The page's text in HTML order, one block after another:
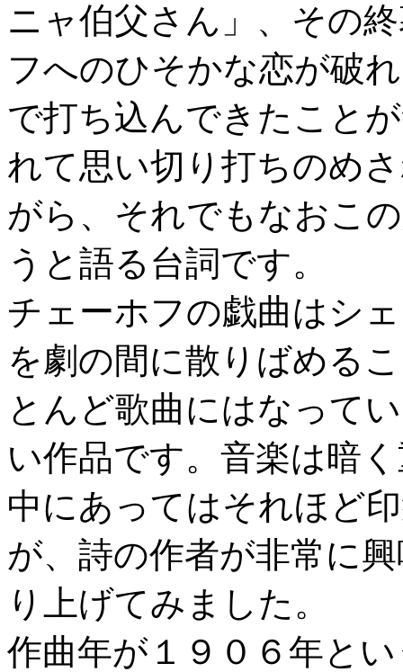
ニャ伯父さん」、その
フへのひそかな恋が破
で打ち込んできたこと
れて思い切り打ちのめ
がら、それでもなおこ
うと語る台詞です。
チェーホフの戯曲はシ
を劇の間に散りばめる
とんど歌曲にはなって
い作品です。音楽は暗
中にあってはそれほど
が、詩の作者が非常に
り上げてみました。
作曲年が１９０６年と